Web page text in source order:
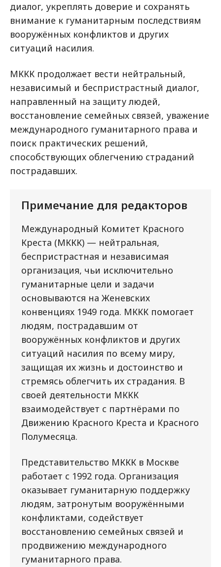
диалог, укреплять доверие и сохранять
внимание к гуманитарным последствиям
вооружённых конфликтов и других
ситуаций насилия.
МККК продолжает вести нейтральный,
независимый и беспристрастный диалог,
направленный на защиту людей,
восстановление семейных связей, уважение
международного гуманитарного права и
поиск практических решений,
способствующих облегчению страданий
пострадавших.
Примечание для редакторов
Международный Комитет Красного
Креста (МККК) — нейтральная,
беспристрастная и независимая
организация, чьи исключительно
гуманитарные цели и задачи
основываются на Женевских
конвенциях 1949 года. МККК помогает
людям, пострадавшим от
вооружённых конфликтов и других
ситуаций насилия по всему миру,
защищая их жизнь и достоинство и
стремясь облегчить их страдания. В
своей деятельности МККК
взаимодействует с партнёрами по
Движению Красного Креста и Красного
Полумесяца.
Представительство МККК в Москве
работает с 1992 года. Организация
оказывает гуманитарную поддержку
людям, затронутым вооружёнными
конфликтами, содействует
восстановлению семейных связей и
продвижению международного
гуманитарного права.